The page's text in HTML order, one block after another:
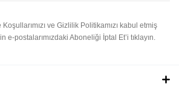
ve Gizlilik Politikamızı kabul etmiş
e-postalarımızdaki Aboneliği İptal Et’i tıklayın.